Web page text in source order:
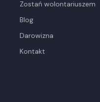
Zostań wolontariuszem
Blog
Darowizna
Kontakt